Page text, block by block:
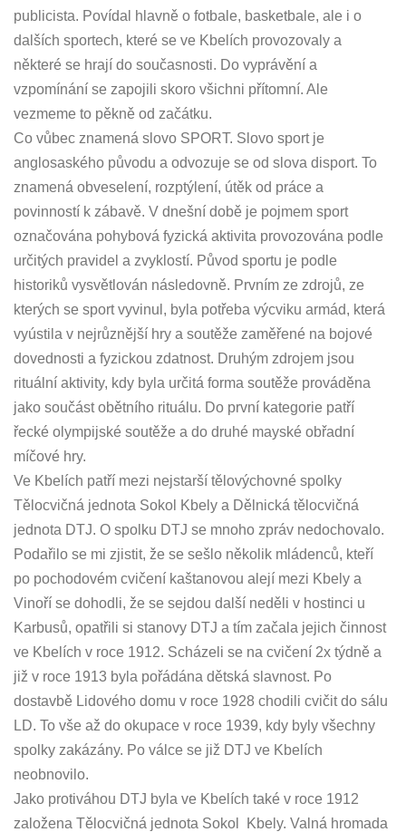
publicista. Povídal hlavně o fotbale, basketbale, ale i o
dalších sportech, které se ve Kbelích provozovaly a
některé se hrají do současnosti. Do vyprávění a
vzpomínání se zapojili skoro všichni přítomní. Ale
vezmeme to pěkně od začátku.
Co vůbec znamená slovo SPORT. Slovo sport je
anglosaského původu a odvozuje se od slova disport. To
znamená obveselení, rozptýlení, útěk od práce a
povinností k zábavě. V dnešní době je pojmem sport
označována pohybová fyzická aktivita provozována podle
určitých pravidel a zvyklostí. Původ sportu je podle
historiků vysvětlován následovně. Prvním ze zdrojů, ze
kterých se sport vyvinul, byla potřeba výcviku armád, která
vyústila v nejrůznější hry a soutěže zaměřené na bojové
dovednosti a fyzickou zdatnost. Druhým zdrojem jsou
rituální aktivity, kdy byla určitá forma soutěže prováděna
jako součást obětního rituálu. Do první kategorie patří
řecké olympijské soutěže a do druhé mayské obřadní
míčové hry.
Ve Kbelích patří mezi nejstarší tělovýchovné spolky
Tělocvičná jednota Sokol Kbely a Dělnická tělocvičná
jednota DTJ. O spolku DTJ se mnoho zpráv nedochovalo.
Podařilo se mi zjistit, že se sešlo několik mládenců, kteří
po pochodovém cvičení kaštanovou alejí mezi Kbely a
Vinoří se dohodli, že se sejdou další neděli v hostinci u
Karbusů, opatřili si stanovy DTJ a tím začala jejich činnost
ve Kbelích v roce 1912. Scházeli se na cvičení 2x týdně a
již v roce 1913 byla pořádána dětská slavnost. Po
dostavbě Lidového domu v roce 1928 chodili cvičit do sálu
LD. To vše až do okupace v roce 1939, kdy byly všechny
spolky zakázány. Po válce se již DTJ ve Kbelích
neobnovilo.
Jako protiváhou DTJ byla ve Kbelích také v roce 1912
založena Tělocvičná jednota Sokol Kbely. Valná hromada